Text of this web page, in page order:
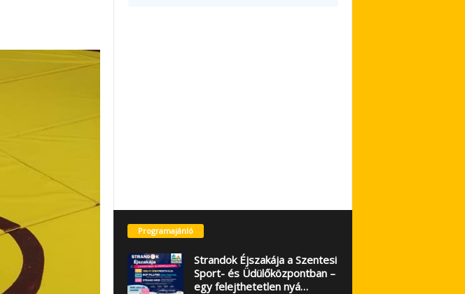
Programajánló
Strandok Éjszakája a Szentesi
Sport- és Üdülőközpontban –
egy felejthetetlen nyá…